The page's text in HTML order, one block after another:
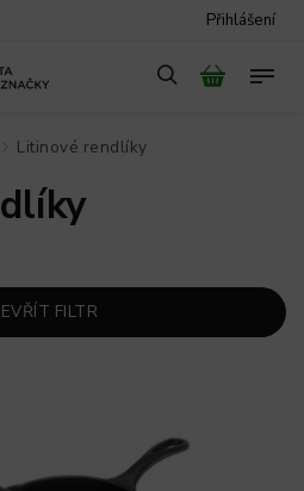
Přihlášení
Litinové rendlíky
FILTR